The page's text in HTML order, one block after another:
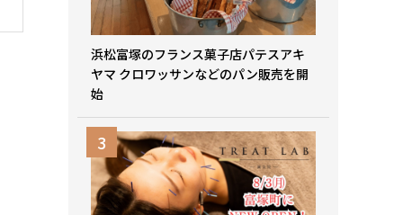
浜松富塚のフランス菓子店パテスアキ
ヤマ クロワッサンなどのパン販売を開
始